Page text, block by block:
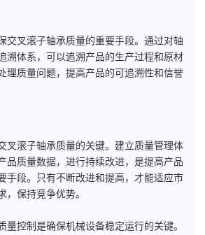
叉滚子轴承质量的重要手段。通过对轴
溯体系，可以追溯产品的生产过程和原材
理质量问题，提高产品的可追溯性和信誉
滚子轴承质量的关键。建立质量管理体
品质量数据，进行持续改进，是提高产品
手段。只有不断改进和提高，才能适应市
，保持竞争优势。
控制是确保机械设备稳定运行的关键。